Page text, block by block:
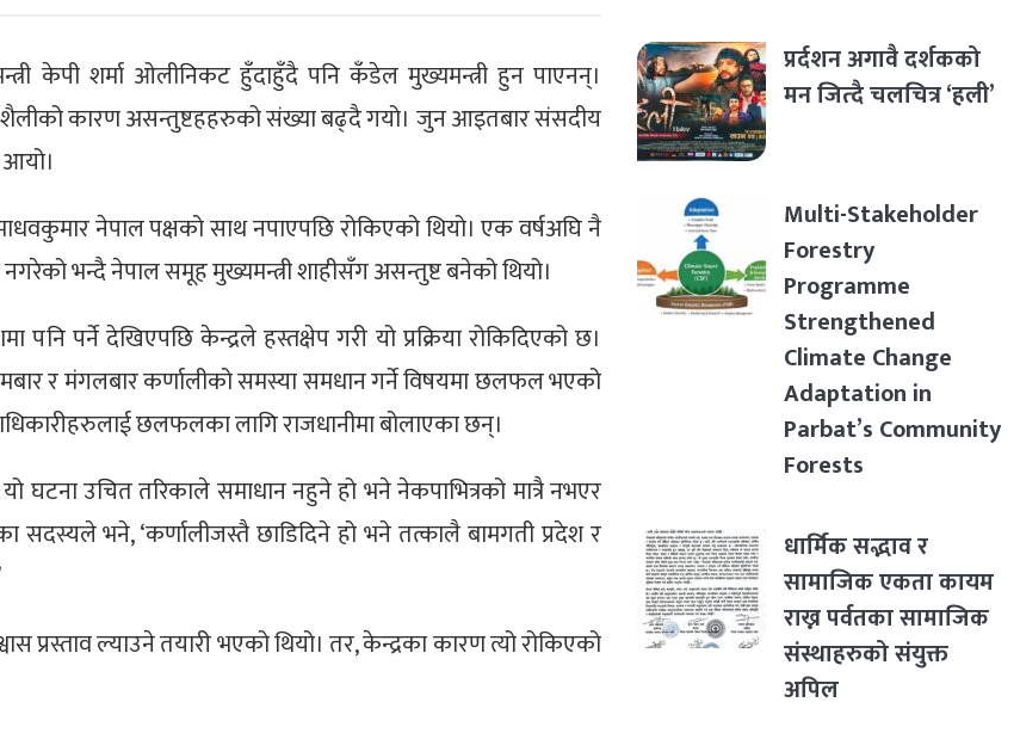
केपी शर्मा ओलीनिकट हुँदाहुँदै पनि कँडेल मुख्यमन्त्री हुन पाएनन्।
कारण असन्तुष्टहहरुको संख्या बढ्दै गयो। जुन आइतबार संसदीय
नेपाल पक्षको साथ नपाएपछि रोकिएको थियो। एक वर्षअघि नै
नगरेको भन्दै नेपाल समूह मुख्यमन्त्री शाहीसँग असन्तुष्ट बनेको थियो।
पर्ने देखिएपछि केन्द्रले हस्तक्षेप गरी यो प्रक्रिया रोकिदिएको छ।
र मंगलबार कर्णालीको समस्या समधान गर्ने विषयमा छलफल भएको
छलफलका लागि राजधानीमा बोलाएका छन्।
घटना उचित तरिकाले समाधान नहुने हो भने नेकपाभित्रको मात्रै नभएर
सदस्यले भने, ‘कर्णालीजस्तै छाडिदिने हो भने तत्कालै बामगती प्रदेश र
प्रस्ताव ल्याउने तयारी भएको थियो। तर, केन्द्रका कारण त्यो रोकिएको
प्रर्दशन अगावै दर्शकको
मन जित्दै चलचित्र ‘हली’
Multi-Stakeholder
Forestry
Programme
Strengthened
Climate Change
Adaptation in
Parbat’s Community
Forests
धार्मिक सद्भाव र
सामाजिक एकता कायम
राख्न पर्वतका सामाजिक
संस्थाहरुको संयुक्त
अपिल